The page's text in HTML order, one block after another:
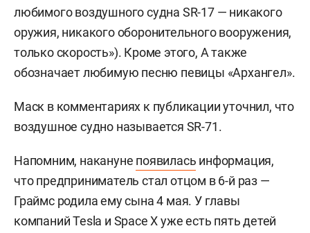
любимого воздушного судна SR-17 — никакого
оружия, никакого оборонительного вооружения,
только скорость»). Кроме этого, A также
обозначает любимую песню певицы «Архангел».
Маск в комментариях к публикации уточнил, что
воздушное судно называется SR-71.
Напомним, накануне появилась информация,
что предприниматель стал отцом в 6-й раз —
Граймс родила ему сына 4 мая. У главы
компаний Tesla и Space X уже есть пять детей